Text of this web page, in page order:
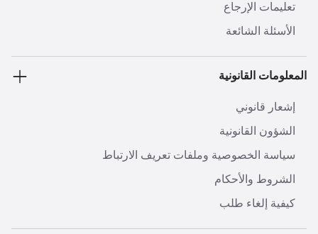
تعليمات الإرجاع
الأسئلة الشائعة
المعلومات القانونية
إشعار قانوني
الشؤون القانونية
سياسة الخصوصية وملفات تعريف الارتباط
الشروط والأحكام
كيفية إلغاء طلب